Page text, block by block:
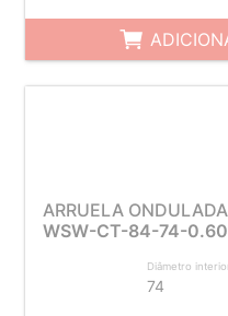
ARRUELA
WSW-CT-84-74-
Diâmetro
74